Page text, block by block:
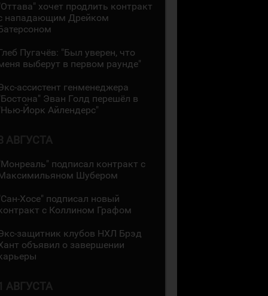
хочет продлить контракт
нападающим Дрейком
Пугачёв: "Был уверен, что
выберут в первом раунде"
ассистент генменеджера
Эван Голд перешёл в
Йорк Айлендерс"
АВГУСТА
подписал контракт с
Шубером
Хосе" подписал новый
с Коллином Графом
защитник клубов НХЛ Брэд
объявил о завершении
АВГУСТА